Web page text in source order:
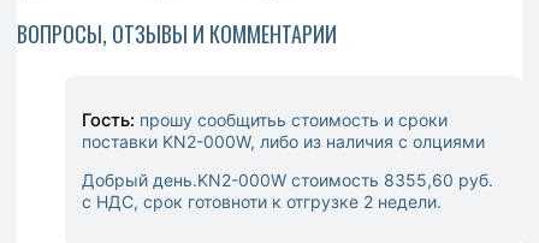
ВОПРОСЫ, ОТЗЫВЫ И КОММЕНТАРИИ
Гость: прошу сообщитьь стоимость и сроки
поставки KN2-000W, либо из наличия с олциями
Добрый день.KN2-000W стоимость 8355,60 руб.
с НДС, срок готовноти к отгрузке 2 недели.